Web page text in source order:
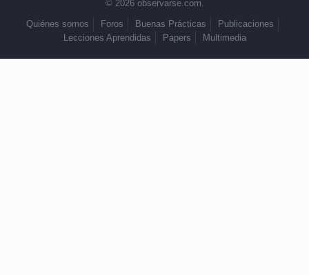
© 2026 observarse.com.
Quiénes somos
Foros Buenas Prácticas
Publicaciones
Lecciones Aprendidas
Papers Multimedia